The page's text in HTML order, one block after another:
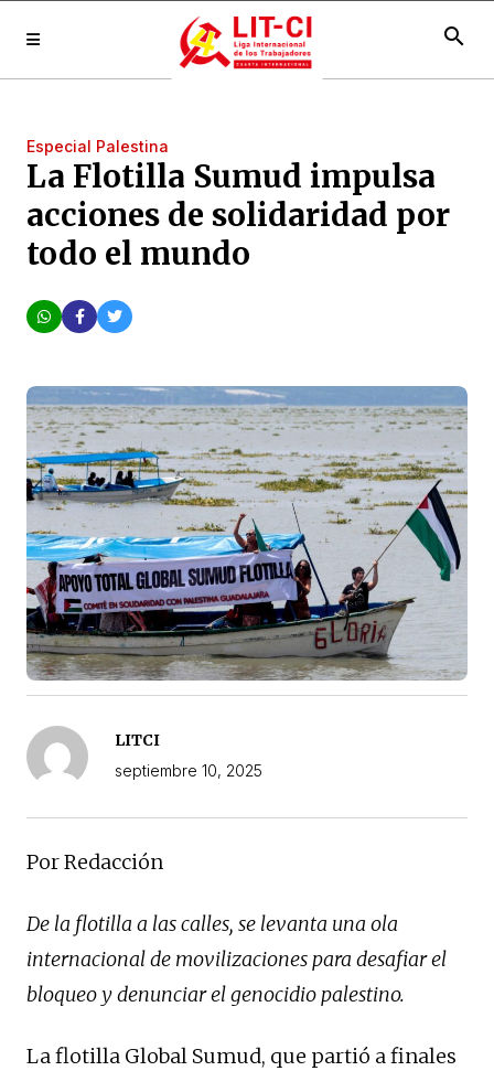
search
Especial Palestina
La Flotilla Sumud impulsa
acciones de solidaridad por
todo el mundo
LITCI
septiembre 10, 2025
Por Redacción
De la flotilla a las calles, se levanta una ola
internacional de movilizaciones para desafiar el
bloqueo y denunciar el genocidio palestino.
La flotilla Global Sumud, que partió a finales